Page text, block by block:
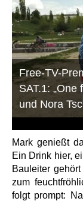
Free-TV-
SAT.1: „One
und Nora
Mark genießt
Ein Drink hier,
Bauleiter
zum
folgt prompt: